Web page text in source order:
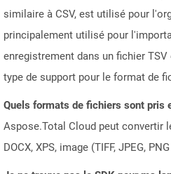
similaire à CSV, est utilisé pour
principalement utilisé pour
enregistrement dans un fichier
type de support pour le format de
Quels formats de fichiers sont pris
Aspose.Total Cloud peut convertir
DOCX, XPS, image (TIFF, JPEG,